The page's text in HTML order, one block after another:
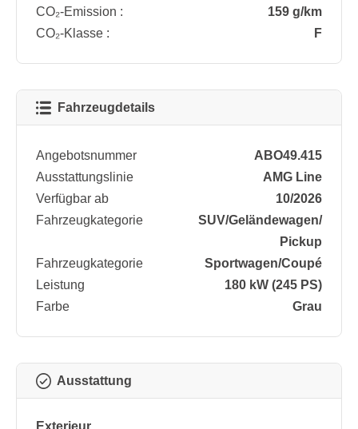
CO₂-Emission :
159 g/km
CO₂-Klasse :
F
Fahrzeugdetails
Angebotsnummer
ABO49.415
Ausstattungslinie
AMG Line
Verfügbar ab
10/2026
Fahrzeugkategorie
SUV/​Geländewagen/​
Pickup
Fahrzeugkategorie
Sportwagen/​Coupé
Leistung
180 kW (245 PS)
Farbe
Grau
Ausstattung